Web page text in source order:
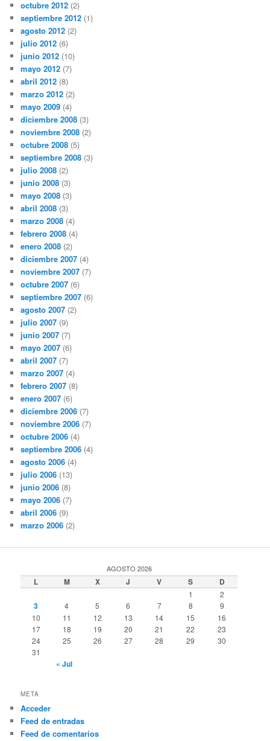
octubre 2012 (2)
septiembre 2012 (1)
agosto 2012 (2)
julio 2012 (6)
junio 2012 (10)
mayo 2012 (7)
abril 2012 (8)
marzo 2012 (2)
mayo 2009 (4)
diciembre 2008 (3)
noviembre 2008 (2)
octubre 2008 (5)
septiembre 2008 (3)
julio 2008 (2)
junio 2008 (3)
mayo 2008 (3)
abril 2008 (3)
marzo 2008 (4)
febrero 2008 (4)
enero 2008 (2)
diciembre 2007 (4)
noviembre 2007 (7)
octubre 2007 (6)
septiembre 2007 (6)
agosto 2007 (2)
julio 2007 (9)
junio 2007 (7)
mayo 2007 (6)
abril 2007 (7)
marzo 2007 (4)
febrero 2007 (8)
enero 2007 (6)
diciembre 2006 (7)
noviembre 2006 (7)
octubre 2006 (4)
septiembre 2006 (4)
agosto 2006 (4)
julio 2006 (13)
junio 2006 (8)
mayo 2006 (7)
abril 2006 (9)
marzo 2006 (2)
AGOSTO 2026
L M X J V S D
1 2
3 4 5 6 7 8
9
10
11 12 13 14 15
16
17
18 19 20 21 22
23
24
25 26 27 28 29
30
31
« Jul
META
Acceder
Feed de entradas
Feed de comentarios